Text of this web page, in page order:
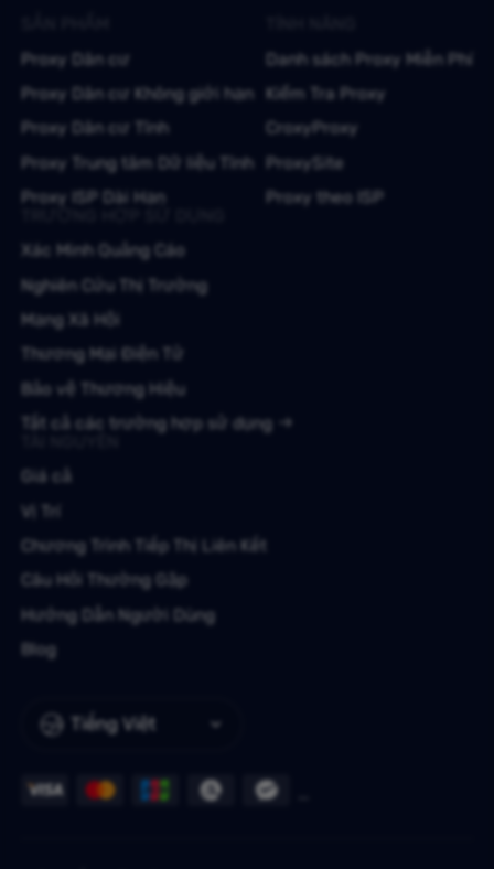
Tiếng Việt
Proxy Dân cư
Proxy Dân cư Không giới hạn
Proxy Dân cư Tĩnh
Proxy Trung tâm Dữ liệu Tĩnh
Proxy ISP Dài Hạn
Danh sách Proxy Miễn Phí
Kiểm Tra Proxy
CroxyProxy
ProxySite
Proxy theo ISP
Xác Minh Quảng Cáo
Nghiên Cứu Thị Trường
Mạng Xã Hội
Thương Mại Điện Tử
Bảo vệ Thương Hiệu
Tất cả các trường hợp sử dụng
Giá cả
Vị Trí
Chương Trình Tiếp Thị Liên Kết
Câu Hỏi Thường Gặp
Hướng Dẫn Người Dùng
Blog